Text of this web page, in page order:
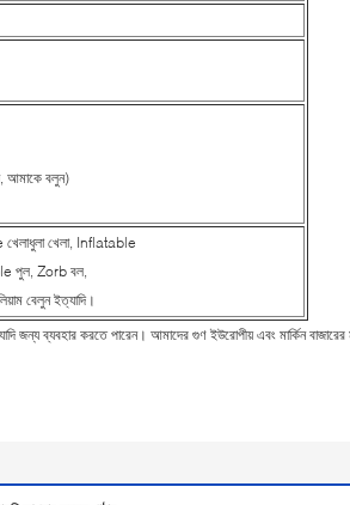
আমাকে বলুন)
খেলাধুলা খেলা, Inflatable
পুল, Zorb বল,
বেলুন ইত্যাদি।
ব্যবহার করতে পারেন। আমাদের গুণ ইউরোপীয় এবং মার্কিন বাজারের